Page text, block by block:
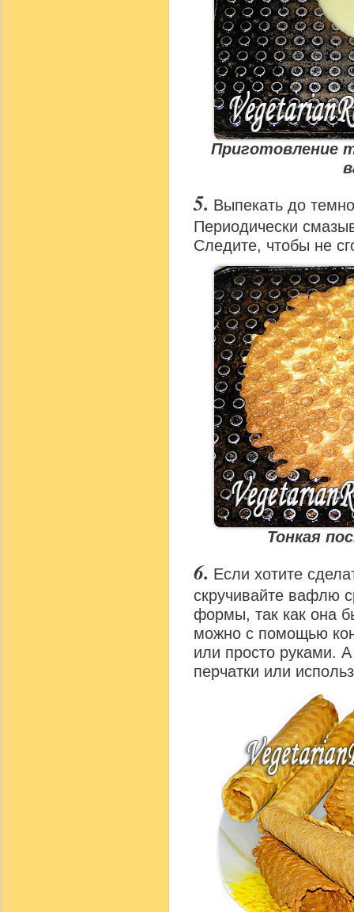
Приготовление
Выпекать до
Периодически
Следите, чтобы не
Тонкая
Если хотите
скручивайте вафлю
формы, так как она
можно с помощью
или просто руками.
перчатки или